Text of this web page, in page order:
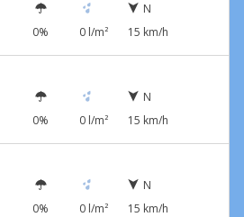
0% 0 l/m²
N
15 km/h
0% 0 l/m²
N
15 km/h
0% 0 l/m²
N
15 km/h